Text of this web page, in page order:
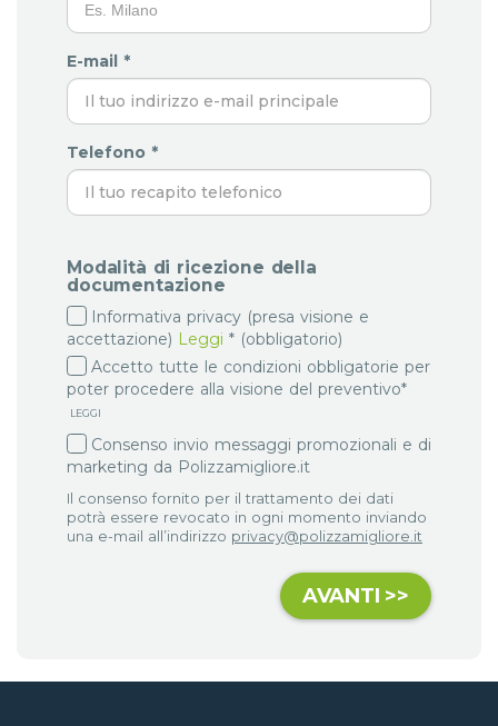
E-mail *
Telefono *
Modalità di ricezione della
documentazione
Informativa privacy (presa visione e
accettazione) Leggi * (obbligatorio)
Accetto tutte le condizioni obbligatorie per
poter procedere alla visione del preventivo*
LEGGI
Consenso invio messaggi promozionali e di
marketing da Polizzamigliore.it
Il consenso fornito per il trattamento dei dati
potrà essere revocato in ogni momento inviando
una e-mail all’indirizzo privacy@polizzamigliore.it